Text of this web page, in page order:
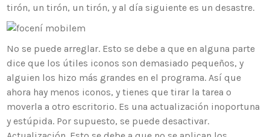
tirón, un tirón, un tirón, y al día siguiente es un desastre.
No se puede arreglar. Esto se debe a que en alguna parte
dice que los útiles iconos son demasiado pequeños, y
alguien los hizo más grandes en el programa. Así que
ahora hay menos iconos, y tienes que tirar la tarea o
moverla a otro escritorio. Es una actualización inoportuna
y estúpida. Por supuesto, se puede desactivar.